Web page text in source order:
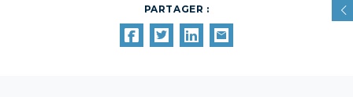
PARTAGER :